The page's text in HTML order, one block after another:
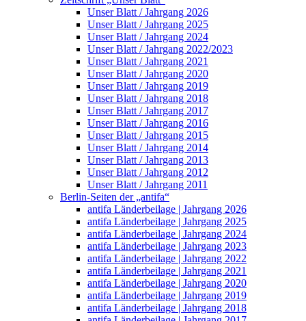
Unser Blatt / Jahrgang 2026
Unser Blatt / Jahrgang 2025
Unser Blatt / Jahrgang 2024
Unser Blatt / Jahrgang 2022/2023
Unser Blatt / Jahrgang 2021
Unser Blatt / Jahrgang 2020
Unser Blatt / Jahrgang 2019
Unser Blatt / Jahrgang 2018
Unser Blatt / Jahrgang 2017
Unser Blatt / Jahrgang 2016
Unser Blatt / Jahrgang 2015
Unser Blatt / Jahrgang 2014
Unser Blatt / Jahrgang 2013
Unser Blatt / Jahrgang 2012
Unser Blatt / Jahrgang 2011
Berlin-Seiten der „antifa“
antifa Länderbeilage | Jahrgang 2026
antifa Länderbeilage | Jahrgang 2025
antifa Länderbeilage | Jahrgang 2024
antifa Länderbeilage | Jahrgang 2023
antifa Länderbeilage | Jahrgang 2022
antifa Länderbeilage | Jahrgang 2021
antifa Länderbeilage | Jahrgang 2020
antifa Länderbeilage | Jahrgang 2019
antifa Länderbeilage | Jahrgang 2018